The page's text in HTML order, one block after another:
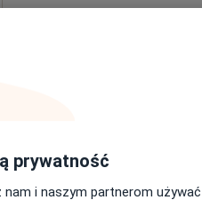
prywatność
i naszym partnerom